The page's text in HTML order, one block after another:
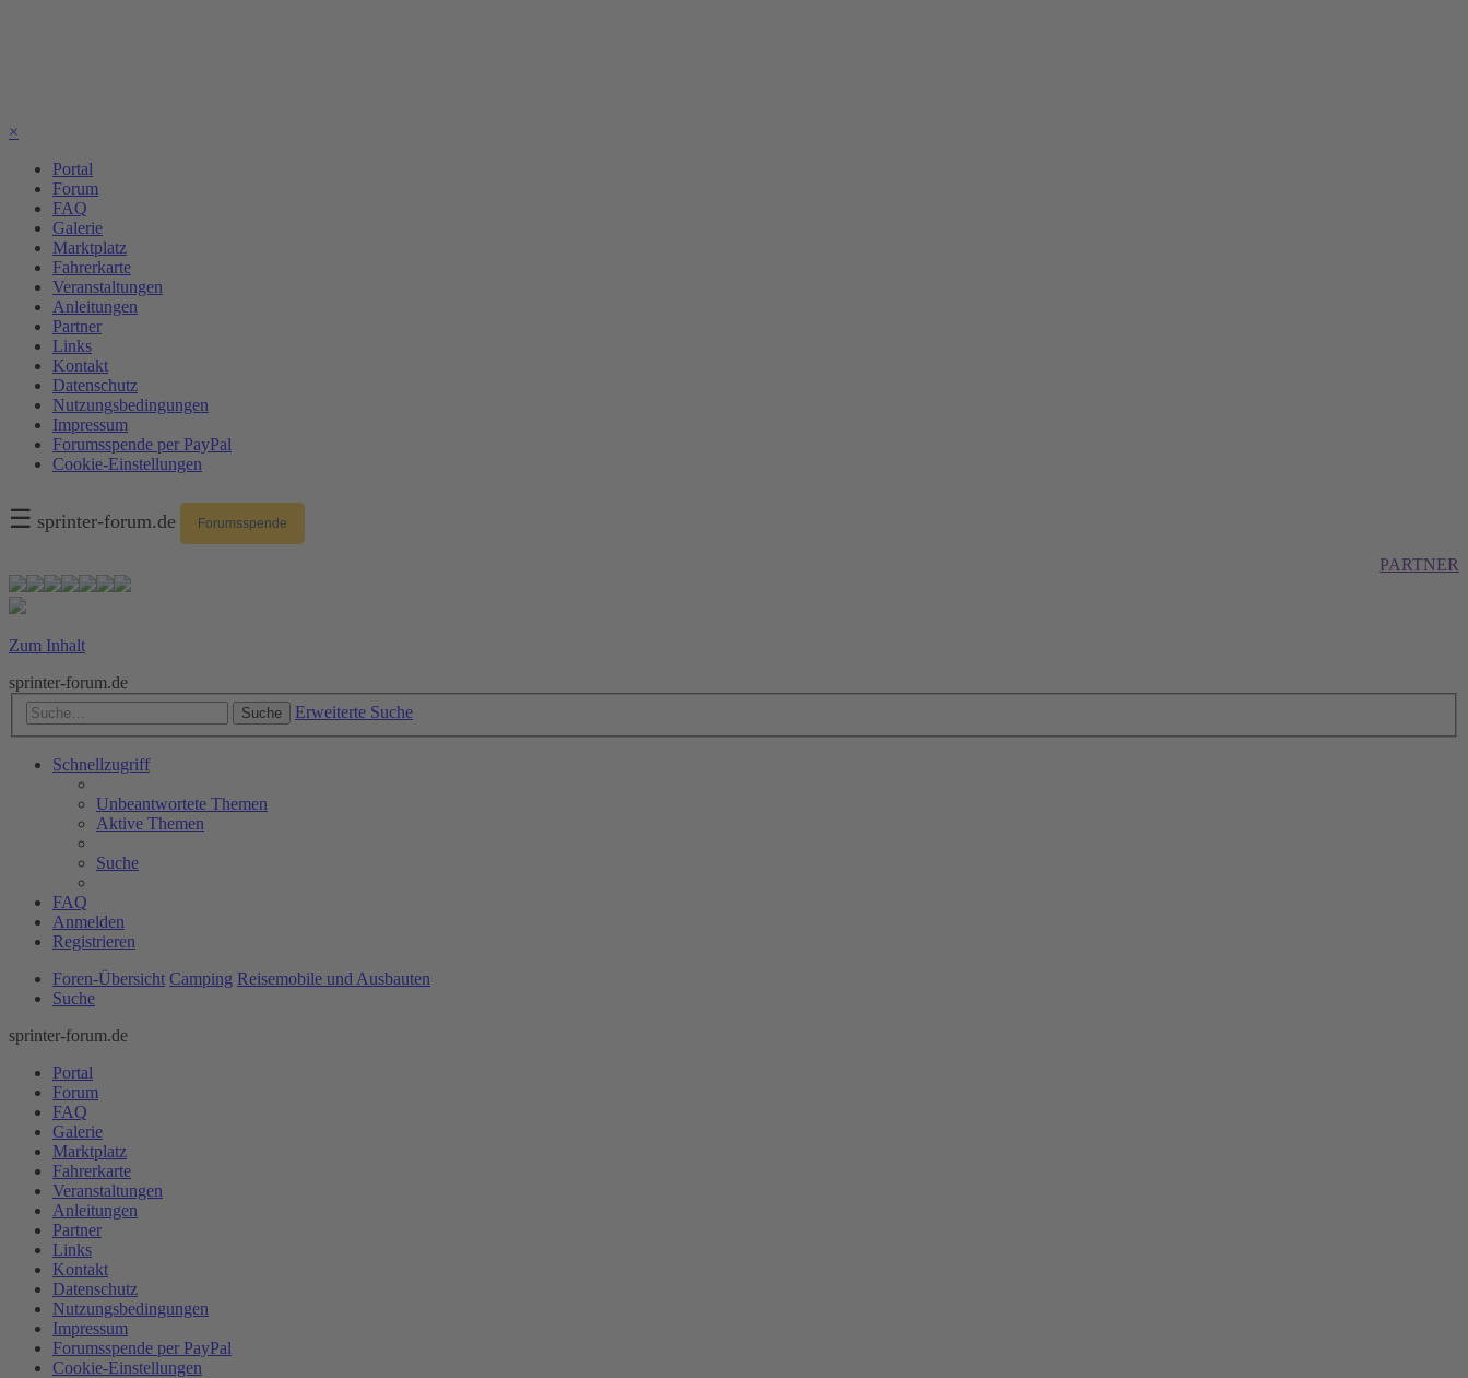
×
Portal
Forum
FAQ
Galerie
Marktplatz
Fahrerkarte
Veranstaltungen
Anleitungen
Partner
Links
Kontakt
Datenschutz
Nutzungsbedingungen
Impressum
Forumsspende per PayPal
Cookie-Einstellungen
☰ sprinter-forum.de Forumsspende
PARTNER
Zum Inhalt
sprinter-forum.de
Suche Erweiterte Suche
Schnellzugriff
Unbeantwortete Themen
Aktive Themen
Suche
FAQ
Anmelden
Registrieren
Foren-Übersicht Camping Reisemobile und Ausbauten
Suche
sprinter-forum.de
Portal
Forum
FAQ
Galerie
Marktplatz
Fahrerkarte
Veranstaltungen
Anleitungen
Partner
Links
Kontakt
Datenschutz
Nutzungsbedingungen
Impressum
Forumsspende per PayPal
Cookie-Einstellungen